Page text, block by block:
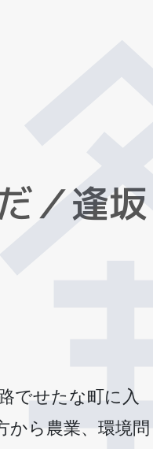
／逢坂
でせたな町に入
から農業、環境問